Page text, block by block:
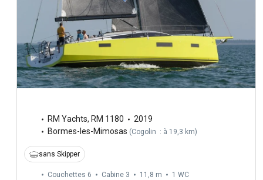
RM Yachts, RM 1180
2019
Bormes-les-Mimosas (Cogolin : à 19,3 km)
sans Skipper
Couchettes 6 Cabine 3 11,8 m 1 WC